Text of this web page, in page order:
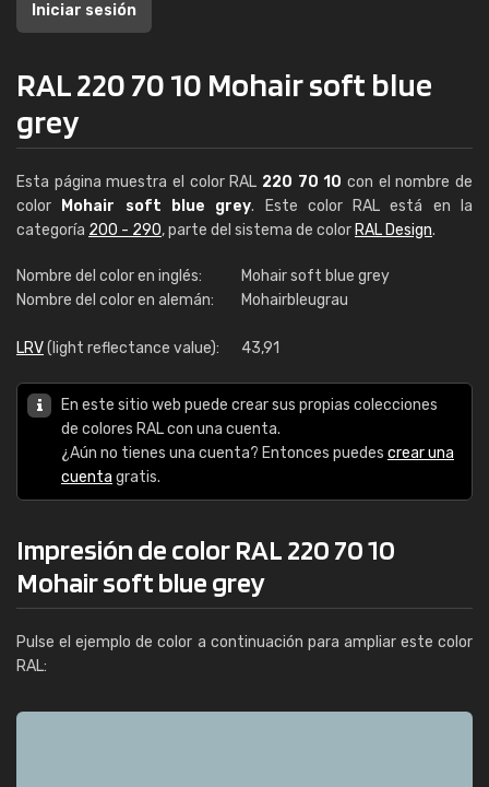
Iniciar sesión
RAL 220 70 10 Mohair soft blue
grey
Esta página muestra el color RAL 220 70 10 con el nombre de
color
Mohair soft blue grey. Este color RAL está en la
categoría 200 - 290, parte del sistema de color RAL Design.
Nombre del color en inglés:
Mohair soft blue grey
Nombre del color en alemán:
Mohairbleugrau
LRV(light reflectance value): 43,91
En este sitio web puede crear sus propias colecciones
de colores RAL con una cuenta.
¿Aún no tienes una cuenta? Entonces puedes crear una
cuenta gratis.
Impresión de color RAL 220 70 10
Mohair soft blue grey
Pulse el ejemplo de color a continuación para ampliar este color
RAL: